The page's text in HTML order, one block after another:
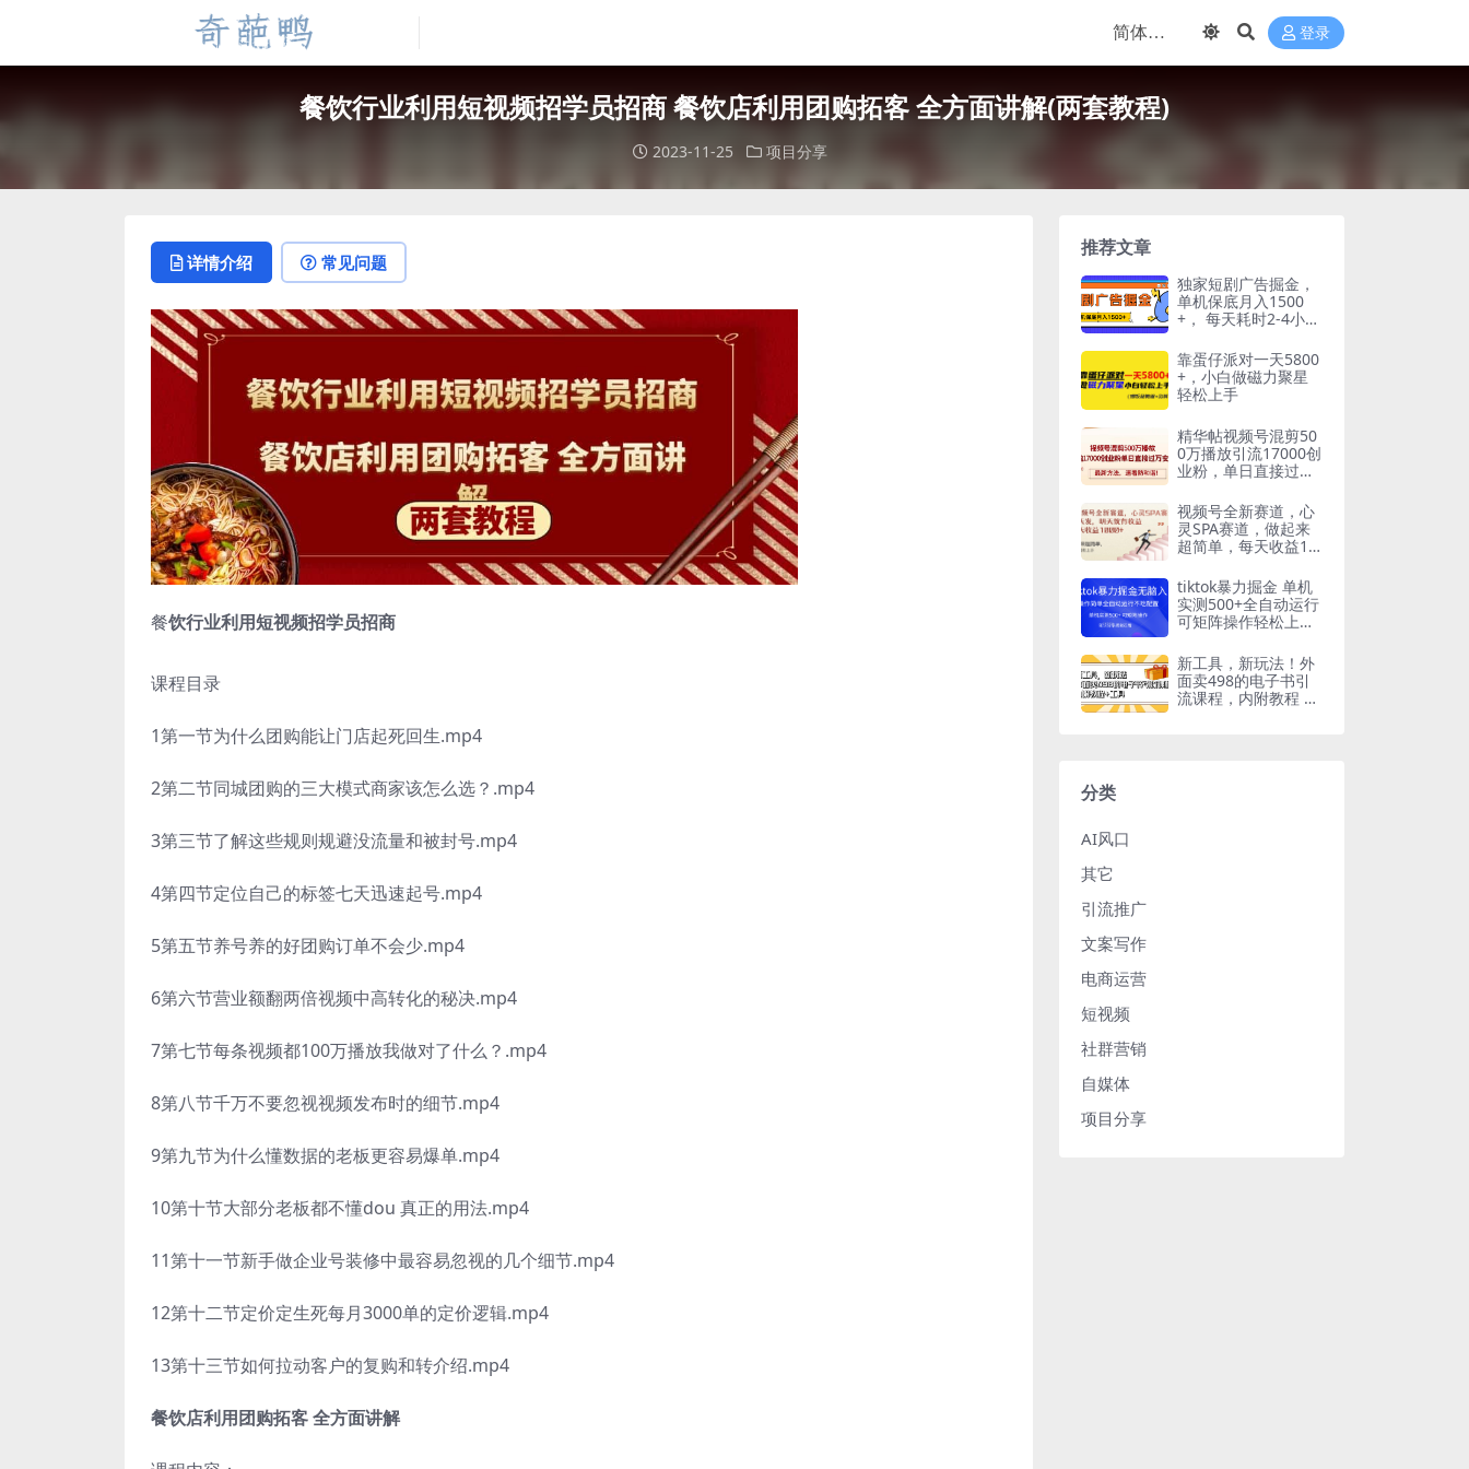
登录
餐饮行业利用短视频招学员招商 餐饮店利用团购拓客 全方面讲解(两套教程)
2023-11-25 项目分享
详情介绍 常见问题
餐饮行业利用短视频招学员招商
课程目录
1第一节为什么团购能让门店起死回生.mp4
2第二节同城团购的三大模式商家该怎么选？.mp4
3第三节了解这些规则规避没流量和被封号.mp4
4第四节定位自己的标签七天迅速起号.mp4
5第五节养号养的好团购订单不会少.mp4
6第六节营业额翻两倍视频中高转化的秘决.mp4
7第七节每条视频都100万播放我做对了什么？.mp4
8第八节千万不要忽视视频发布时的细节.mp4
9第九节为什么懂数据的老板更容易爆单.mp4
10第十节大部分老板都不懂dou 真正的用法.mp4
11第十一节新手做企业号装修中最容易忽视的几个细节.mp4
12第十二节定价定生死每月3000单的定价逻辑.mp4
13第十三节如何拉动客户的复购和转介绍.mp4
餐饮店利用团购拓客 全方面讲解
推荐文章
独家短剧广告掘金，
单机保底月入1500
+， 每天耗时2-4小
小白
靠蛋仔派对一天5800
+，小白做磁力聚星
轻松上手
精华帖视频号混剪50
0万播放引流17000创
业粉，单日直接过万
视频号全新赛道，心
灵SPA赛道，做起来
超简单，每天收益10
有收益
tiktok暴力掘金 单机
实测500+全自动运行
可矩阵操作轻松上手
新工具，新玩法！外
面卖498的电子书引
流课程，内附教程 工
分类
AI风口
其它
引流推广
文案写作
电商运营
短视频
社群营销
自媒体
项目分享